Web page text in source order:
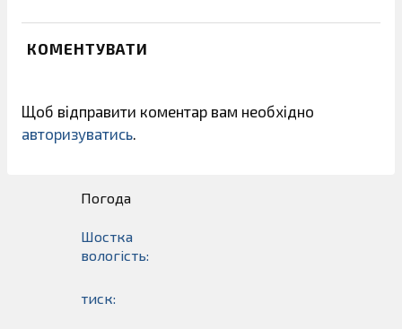
КОМЕНТУВАТИ
Щоб відправити коментар вам необхідно
авторизуватись.
Погода
Шостка
вологість:
тиск: